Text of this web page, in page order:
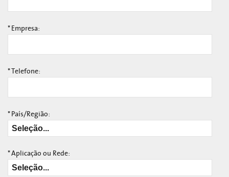
* Empresa:
*Telefone:
* País/Região:
*Aplicação ou Rede: